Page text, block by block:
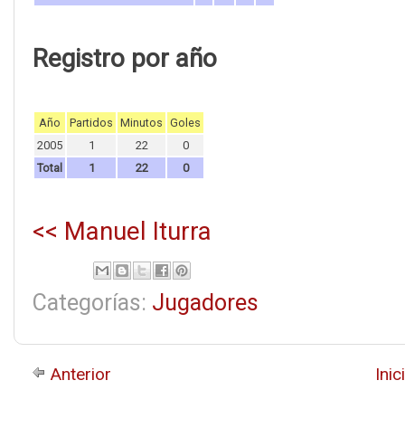
Registro por año
Año Partidos Minutos Goles
2005
1 22
0
Total
1 22 0
<< Manuel Iturra
Categorías: Jugadores
Anterior